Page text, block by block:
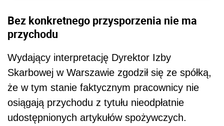
Bez konkretnego przysporzenia nie ma
przychodu
Wydający interpretację Dyrektor Izby
Skarbowej w Warszawie zgodził się ze spółką,
że w tym stanie faktycznym pracownicy nie
osiągają przychodu z tytułu nieodpłatnie
udostępnionych artykułów spożywczych.